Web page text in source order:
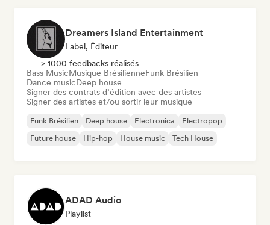
Dreamers Island Entertainment
Label, Éditeur
> 1000 feedbacks réalisés
Bass MusicMusique BrésilienneFunk Brésilien
Dance musicDeep house
Signer des contrats d’édition avec des artistes
Signer des artistes et/ou sortir leur musique
Funk Brésilien Deep house Electronica
Electropop
Future house
Hip-hop House music Tech House
ADAD Audio
Playlist